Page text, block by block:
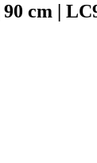
cm |